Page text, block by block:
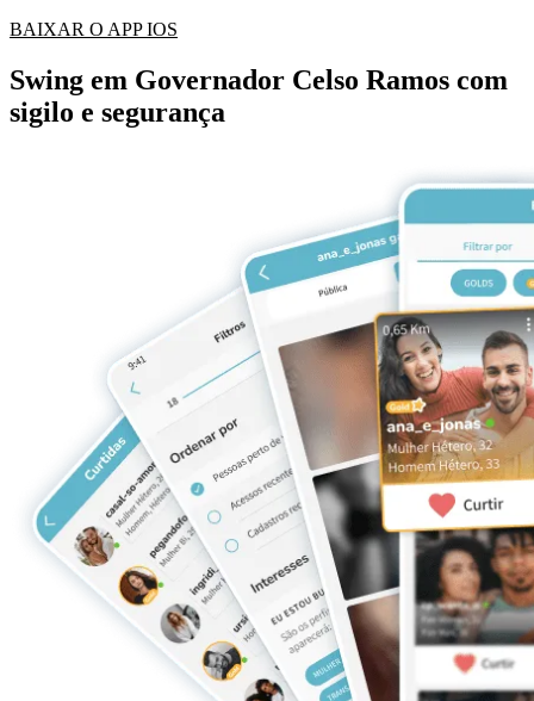
BAIXAR O APP IOS
Swing em Governador Celso Ramos com
sigilo e segurança